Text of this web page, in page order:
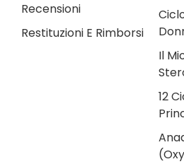
Recensioni
Restituzioni E Rimborsi
Il
12